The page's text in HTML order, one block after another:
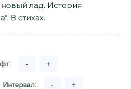
лад. История
В стихах.
- +
Интервал: - +